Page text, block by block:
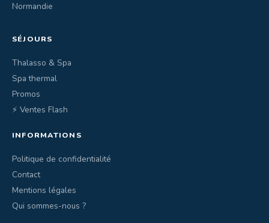
Normandie
SÉJOURS
Thalasso & Spa
Spa thermal
Promos
⚡ Ventes Flash
INFORMATIONS
Politique de confidentialité
Contact
Mentions légales
Qui sommes-nous ?